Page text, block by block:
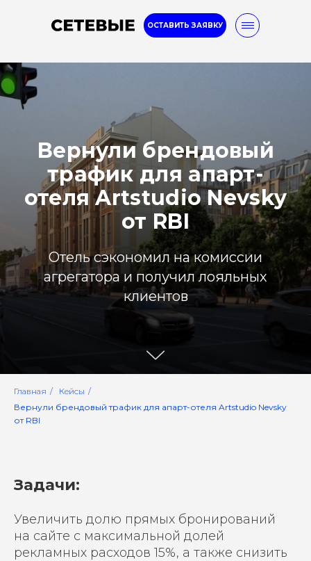
Блог
Кейсы
Услуги
ОСТАВИТЬ ЗАЯВКУ
8-800-777-32-96
Internet marketing
Вернули брендовый
трафик для апарт-
отеля Artstudio Nevsky
от RBI
Отель сэкономил на комиссии
агрегатора и получил лояльных
клиентов
Главная / Кейсы /
Вернули брендовый трафик для апарт-отеля Artstudio Nevsky
от RBI
Задачи:
Увеличить долю прямых бронирований
на сайте с максимальной долей
рекламных расходов 15%, а также снизить